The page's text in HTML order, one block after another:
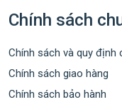
Chính sách
Chính sách và quy định
Chính sách giao hàng
Chính sách bảo hành